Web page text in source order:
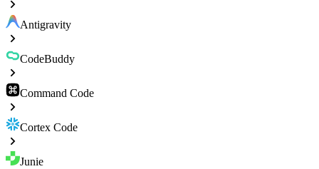
Antigravity
CodeBuddy
Command Code
Cortex Code
Junie